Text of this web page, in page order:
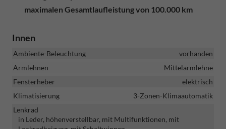
maximalen Gesamtlaufleistung von 100.000 km
Innen
Ambiente-Beleuchtung
vorhanden
Armlehnen
Mittelarmlehne
Fensterheber
elektrisch
Klimatisierung
3-Zonen-Klimaautomatik
Lenkrad
in Leder, höhenverstellbar, mit Multifunktionen, mit